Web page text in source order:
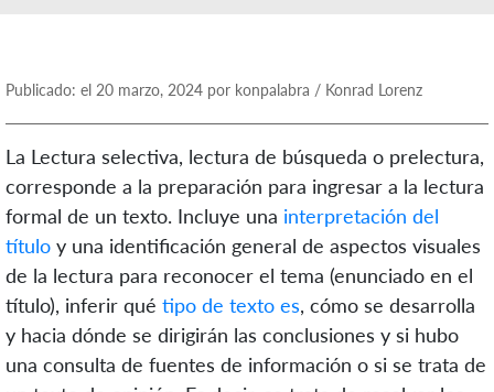
Publicado: el 20 marzo, 2024 por konpalabra / Konrad Lorenz
La Lectura selectiva, lectura de búsqueda o prelectura,
corresponde a la preparación para ingresar a la lectura
formal de un texto. Incluye una interpretación del
título y una identificación general de aspectos visuales
de la lectura para reconocer el tema (enunciado en el
título), inferir qué tipo de texto es, cómo se desarrolla
y hacia dónde se dirigirán las conclusiones y si hubo
una consulta de fuentes de información o si se trata de